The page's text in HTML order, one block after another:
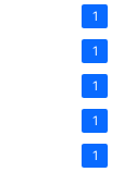
1
1
1
1
1